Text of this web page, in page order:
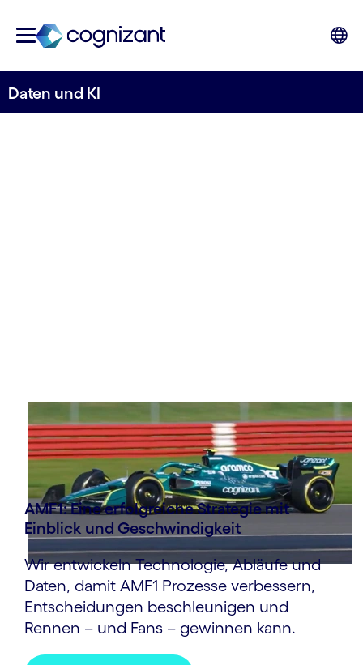
Daten und KI
AMF1: Eine erfolgreiche Strategie mit
Einblick und Geschwindigkeit
Wir entwickeln Technologie, Abläufe und
Daten, damit AMF1 Prozesse verbessern,
Entscheidungen beschleunigen und
Rennen – und Fans – gewinnen kann.